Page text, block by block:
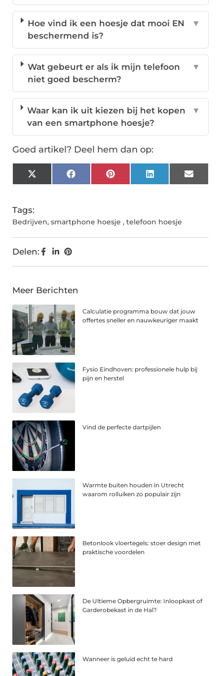
Hoe vind ik een hoesje dat mooi EN
beschermend is?
▼
Wat gebeurt er als ik mijn telefoon
niet goed bescherm?
▼
Waar kan ik uit kiezen bij het kopen
van een smartphone hoesje?
▼
Goed artikel? Deel hem dan op:
X
(Twitter)
FacebookPinterestLinkedInEmail
Tags:
Bedrijven, smartphone hoesje , telefoon hoesje
Delen:
Meer Berichten
Calculatie programma bouw dat jouw
offertes sneller en nauwkeuriger maakt
Fysio Eindhoven: professionele hulp bij
pijn en herstel
Vind de perfecte dartpijlen
Warmte buiten houden in Utrecht
waarom rolluiken zo populair zijn
Betonlook vloertegels: stoer design met
praktische voordelen
De Ultieme Opbergruimte: Inloopkast of
Garderobekast in de Hal?
Wanneer is geluid echt te hard